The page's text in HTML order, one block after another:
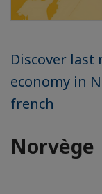
Discover last
economy in
french
Norvège